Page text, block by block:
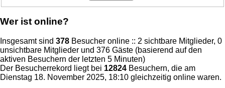
Wer ist online?
Insgesamt sind 378 Besucher online :: 2 sichtbare Mitglieder, 0
unsichtbare Mitglieder und 376 Gäste (basierend auf den
aktiven Besuchern der letzten 5 Minuten)
Der Besucherrekord liegt bei 12824 Besuchern, die am
Dienstag 18. November 2025, 18:10 gleichzeitig online waren.